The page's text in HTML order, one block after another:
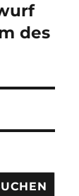
des